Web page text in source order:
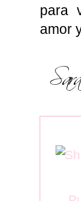
para
amor